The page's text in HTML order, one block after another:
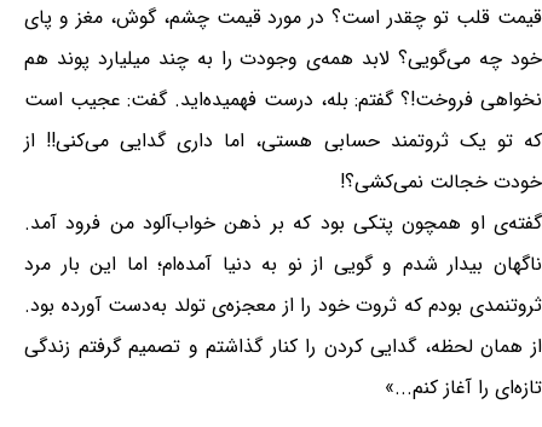
قیمت قلب تو چقدر است؟ در مورد قیمت چشم، گوش، مغز و پای
خود چه می‌گویی؟ لابد همه‌ی وجودت را به چند میلیارد پوند هم
نخواهی فروخت!؟ گفتم: بله، درست فهمیده‌اید. گفت: عجیب است
که تو یک ثروتمند حسابی هستی، اما داری گدایی می‌کنی!! از
خودت خجالت نمی‌کشی؟!
گفته‌ی او همچون پتکی بود که بر ذهن خواب‌آلود من فرود آمد.
ناگهان بیدار شدم و گویی از نو به دنیا آمده‌ام؛ اما این بار مرد
ثروتنمدی بودم که ثروت خود را از معجزه‌ی تولد به‌دست آورده بود.
از همان لحظه، گدایی کردن را کنار گذاشتم و تصمیم گرفتم زندگی
تازه‌ای را آغاز کنم...»